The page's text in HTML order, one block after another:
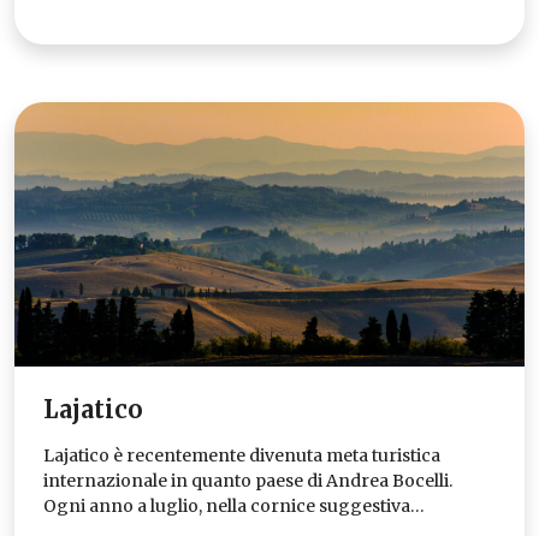
Lajatico
Lajatico è recentemente divenuta meta turistica
internazionale in quanto paese di Andrea Bocelli.
Ogni anno a luglio, nella cornice suggestiva…